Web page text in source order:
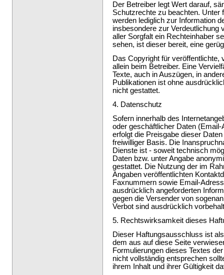
Der Betreiber legt Wert darauf,
Schutzrechte zu beachten. Unter
werden lediglich zur Information
insbesondere zur Verdeutlichung
aller Sorgfalt ein Rechteinhaber
sehen, ist dieser bereit, eine
Das Copyright für veröffentlichte,
allein beim Betreiber. Eine
Texte, auch in Auszügen, in
Publikationen ist ohne
nicht gestattet.
4. Datenschutz
Sofern innerhalb des
oder geschäftlicher Daten
erfolgt die Preisgabe dieser
freiwilliger Basis. Die
Dienste ist - soweit technisch
Daten bzw. unter Angabe
gestattet. Die Nutzung der im
Angaben veröffentlichten
Faxnummern sowie Email-
ausdrücklich angeforderten
gegen die Versender von
Verbot sind ausdrücklich
5. Rechtswirksamkeit dieses
Dieser Haftungsausschluss ist
dem aus auf diese Seite
Formulierungen dieses Textes
nicht vollständig entsprechen
ihrem Inhalt und ihrer Gültigkeit